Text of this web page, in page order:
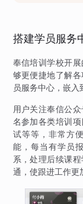
搭建学员服务
奉信培训学校开
够更便捷地了解
员服务中心，嵌入
用户关注奉信公
名参加各类培训
试等等，非常方
能，每当有学员
系，处理后续课
通，使跟进工作更